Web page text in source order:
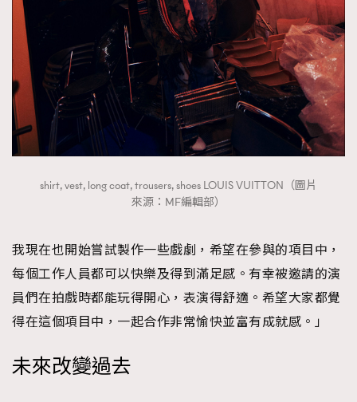
shirt, vest, long coat, trousers, shoes LOUIS VUITTON（圖片
來源：MF編輯部）
我現在也開始嘗試製作一些戲劇，希望在參與的項目中，
每個工作人員都可以快樂及得到滿足感。有幸被邀請的演
員們在拍戲時都能玩得開心，表演得舒適。希望大家都覺
得在這個項目中，一起合作非常愉快並富有成就感。」
未來改變過去